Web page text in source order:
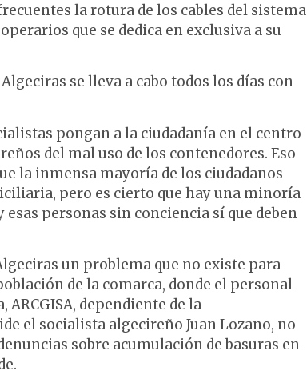
la rotura de los cables del sistema
que se dedica en exclusiva a su
se lleva a cabo todos los días con
pongan a la ciudadanía en el centro
del mal uso de los contenedores. Eso
la inmensa mayoría de los ciudadanos
pero es cierto que hay una minoría
personas sin conciencia sí que deben
un problema que no existe para
de la comarca, donde el personal
dependiente de la
el socialista algecireño Juan Lozano, no
sobre acumulación de basuras en